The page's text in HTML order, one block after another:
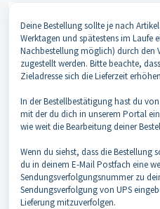
Deine Bestellung sollte je nach
Werktagen und spätestens im Laufe
Nachbestellung möglich) durch den
zugestellt werden. Bitte beachte,
Zieladresse sich die Lieferzeit
In der Bestellbestätigung hast du
mit der du dich in unserem Portal
wie weit die Bearbeitung deiner
Wenn du siehst, dass die Bestellung
du in deinem E-Mail Postfach eine
Sendungsverfolgungsnummer zu
Sendungsverfolgung von UPS
Lieferung mitzuverfolgen.